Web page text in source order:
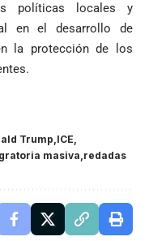
políticas locales y
en el desarrollo de
la protección de los
Trump ICE
masiva redadas